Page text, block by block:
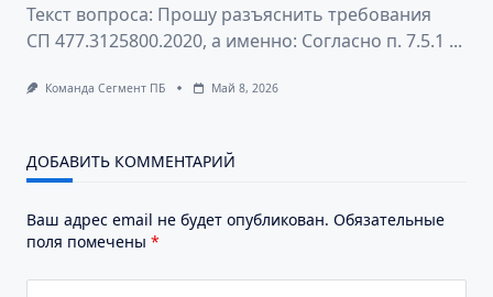
Текст вопроса: Прошу разъяснить требования
СП 477.3125800.2020, а именно: Согласно п. 7.5.1 ...
Команда Сегмент ПБ Май 8, 2026
ДОБАВИТЬ КОММЕНТАРИЙ
Ваш адрес email не будет опубликован. Обязательные
поля помечены *